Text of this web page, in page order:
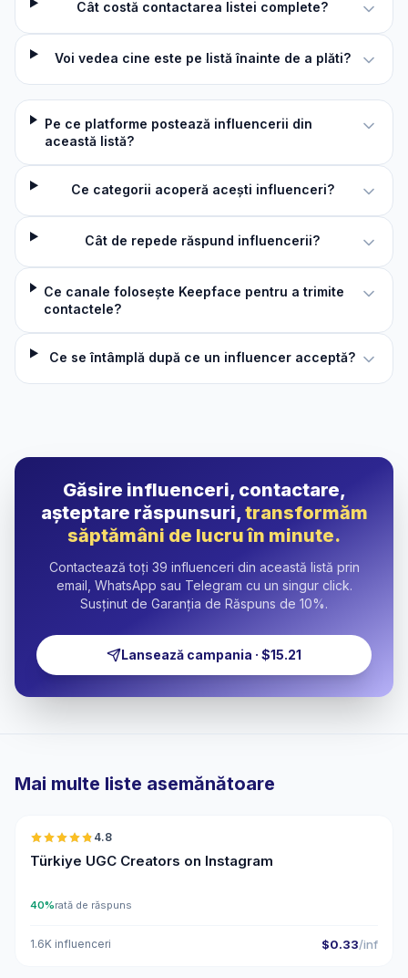
Cât costă contactarea listei complete?
Voi vedea cine este pe listă înainte de a plăti?
Pe ce platforme postează influencerii din
această listă?
Ce categorii acoperă acești influenceri?
Cât de repede răspund influencerii?
Ce canale folosește Keepface pentru a trimite
contactele?
Ce se întâmplă după ce un influencer acceptă?
Găsire influenceri, contactare,
așteptare răspunsuri,transformăm
săptămâni de lucru în minute.
Contactează toți 39 influenceri din această listă prin
email, WhatsApp sau Telegram cu un singur click.
Susținut de Garanția de Răspuns de 10%.
Lansează campania · $15.21
Mai multe liste asemănătoare
4.8
Türkiye UGC Creators on Instagram
40%rată de răspuns
1.6K influenceri $0.33/inf
🇹🇷